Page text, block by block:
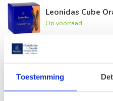
Toestemming
Leonidas Cube
Op voorraad
Op voorraad